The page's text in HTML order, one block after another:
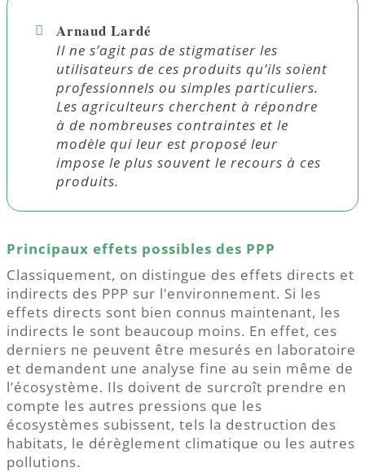
Arnaud Lardé
Il ne s’agit pas de stigmatiser les
utilisateurs de ces produits qu’ils soient
professionnels ou simples particuliers.
Les agriculteurs cherchent à répondre
à de nombreuses contraintes et le
modèle qui leur est proposé leur
impose le plus souvent le recours à ces
produits.
Principaux effets possibles des PPP
Classiquement, on distingue des effets directs et
indirects des PPP sur l’environnement. Si les
effets directs sont bien connus maintenant, les
indirects le sont beaucoup moins. En effet, ces
derniers ne peuvent être mesurés en laboratoire
et demandent une analyse fine au sein même de
l’écosystème. Ils doivent de surcroît prendre en
compte les autres pressions que les
écosystèmes subissent, tels la destruction des
habitats, le dérèglement climatique ou les autres
pollutions.